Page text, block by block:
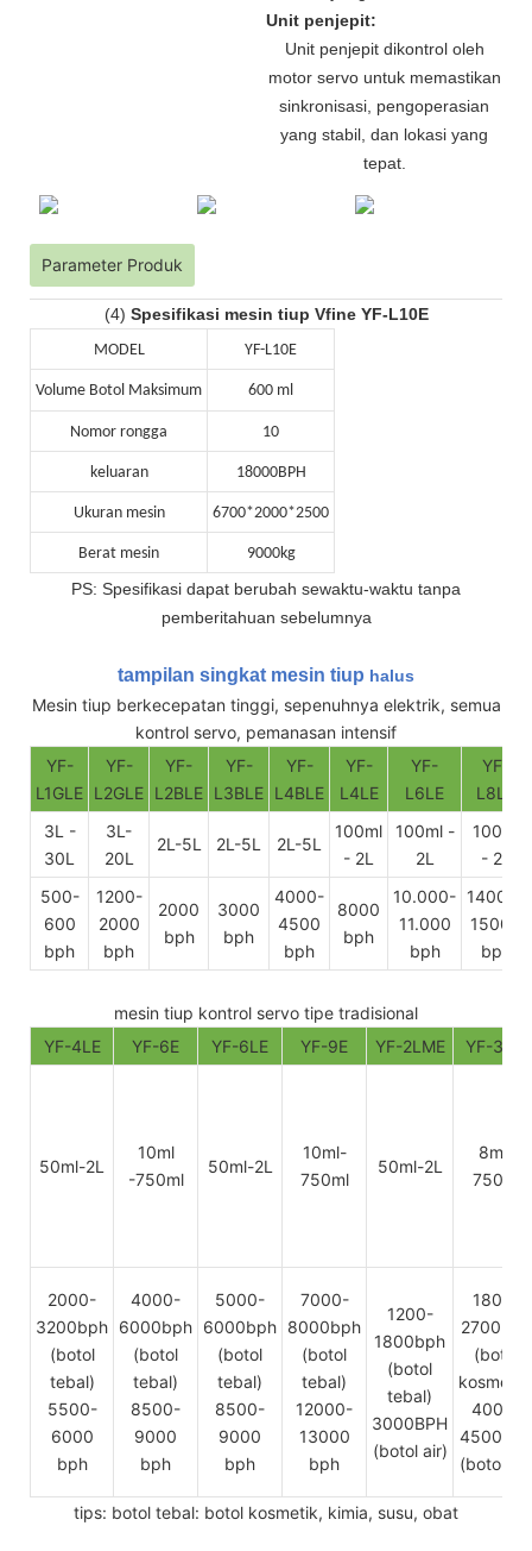
Unit penjepit:
Unit penjepit dikontrol oleh
motor servo untuk memastikan
sinkronisasi, pengoperasian
yang stabil, dan lokasi yang
tepat.
Parameter Produk
(4) Spesifikasi mesin tiup Vfine YF-L10E
MODEL YF-L10E
Volume Botol Maksimum 600 ml
Nomor rongga 10
keluaran 18000BPH
Ukuran mesin 6700*2000*2500
Berat mesin 9000kg
PS: Spesifikasi dapat berubah sewaktu-waktu tanpa
pemberitahuan sebelumnya
tampilan singkat mesin tiup halus
Mesin tiup berkecepatan tinggi, sepenuhnya elektrik, semua
kontrol servo, pemanasan intensif
YF-
L1GLE
YF-
L2GLE
YF-
L2BLE
YF-
L3BLE
YF-
L4BLE
YF-
L4LE
YF-
L6LE
YF-
L8LE
3L -
30L
3L-
20L
2L-5L 2L-5L 2L-5L
100ml
- 2L
100ml -
2L
100ml
- 2L
500-
600
bph
1200-
2000
bph
2000
bph
3000
bph
4000-
4500
bph
8000
bph
10.000-
11.000
bph
14000-
15000
bph
mesin tiup kontrol servo tipe tradisional
YF-4LE
YF-6E YF-6LE YF-9E YF-2LME YF-3ME
50ml-2L
10ml
-750ml
50ml-2L
10ml-
750ml
50ml-2L
8ml-
750ml
2000-
3200bph
(botol
tebal)
5500-
6000
bph
4000-
6000bph
(botol
tebal)
8500-
9000
bph
5000-
6000bph
(botol
tebal)
8500-
9000
bph
7000-
8000bph
(botol
tebal)
12000-
13000
bph
1200-
1800bph
(botol
tebal)
3000BPH
(botol air)
1800-
2700bph
(botol
4000-
4500bph
(botol
tips: botol tebal: botol kosmetik, kimia, susu, obat